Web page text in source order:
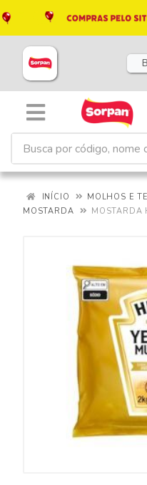
INÍCIO
MOLHOS E
MOSTARDA
MOSTARDA